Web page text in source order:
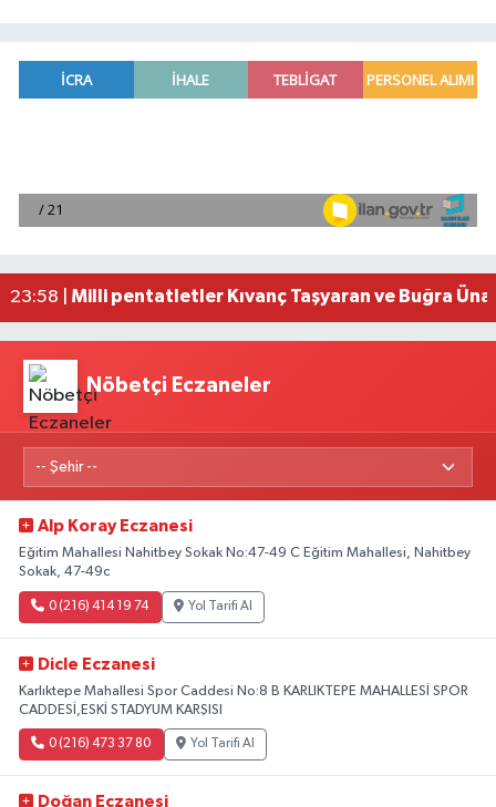
00:05 |
Adana'da silahlı saldırıda 3 kişi yaralandı
01:06 |
Adana'da helikopter destekli 'huzur ve güven'
Nöbetçi Eczaneler
Alp Koray Eczanesi
Eğitim Mahallesi Nahitbey Sokak No:47-49 C Eğitim Mahallesi, Nahitbey
Sokak, 47-49c
0 (216) 414 19 74 Yol Tarifi Al
Dicle Eczanesi
Karlıktepe Mahallesi Spor Caddesi No:8 B KARLIKTEPE MAHALLESİ SPOR
CADDESİ,ESKİ STADYUM KARŞISI
0 (216) 473 37 80 Yol Tarifi Al
Doğan Eczanesi